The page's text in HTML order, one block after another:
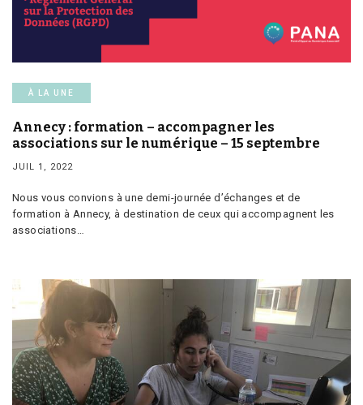
À LA UNE
Annecy : formation – accompagner les
associations sur le numérique – 15 septembre
JUIL 1, 2022
Nous vous convions à une demi-journée d’échanges et de
formation à Annecy, à destination de ceux qui accompagnent les
associations…